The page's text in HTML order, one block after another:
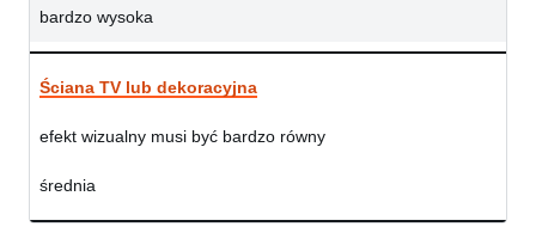
bardzo wysoka
Ściana TV lub dekoracyjna
efekt wizualny musi być bardzo równy
średnia